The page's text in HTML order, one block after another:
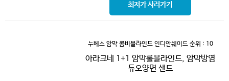
최저가 사러가기
누베스 암막 콤비블라인드 인디안쉐이드순위 : 10
아라크네 1+1 암막롤블라인드, 암막방염
듀오양면 샌드